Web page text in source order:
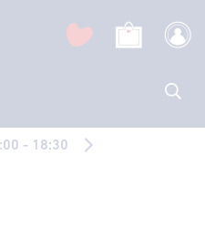
- 18:30